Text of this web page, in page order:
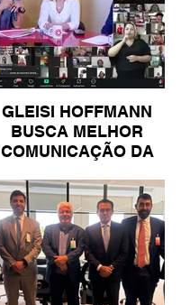
GLEISI HOFFMANN
BUSCA MELHOR
COMUNICAÇÃO DA